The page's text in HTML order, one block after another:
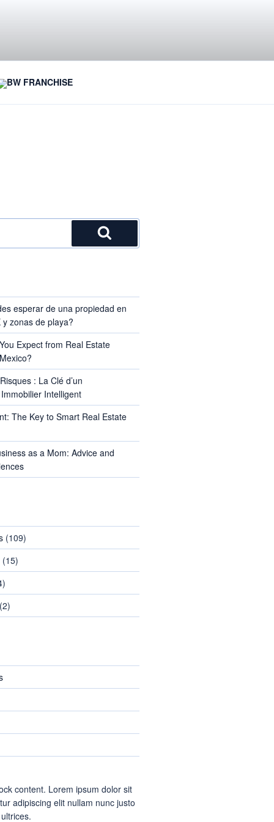
BW FRANCHISE
esperar de una propiedad en
zonas de playa?
Expect from Real Estate
: La Clé d’un
Intelligent
The Key to Smart Real Estate
as a Mom: Advice and
(109)
(15)
content. Lorem ipsum dolor sit
adipiscing elit nullam nunc justo